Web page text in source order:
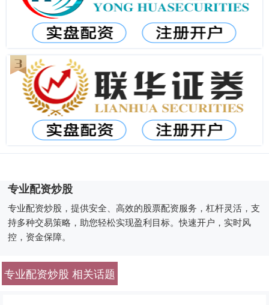
专业配资炒股
专业配资炒股，提供安全、高效的股票配资服务，杠杆灵活，支
持多种交易策略，助您轻松实现盈利目标。快速开户，实时风
控，资金保障。
专业配资炒股 相关话题